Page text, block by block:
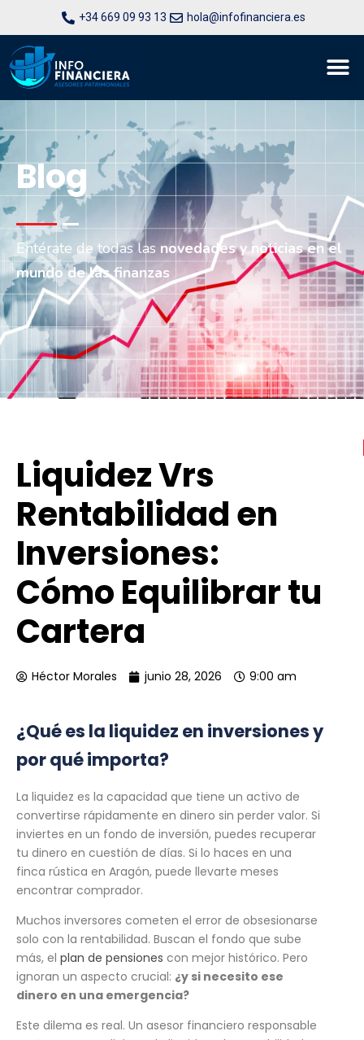
+34 669 09 93 13 hola@infofinanciera.es
Blog
Entérate de todas lasnovedades y noticias en el
mundo de las finanzas
Liquidez Vrs
Rentabilidad en
Inversiones:
Cómo Equilibrar tu
Cartera
Héctor Morales junio 28, 2026 9:00 am
¿Qué es la liquidez en inversiones y
por qué importa?
La liquidez es la capacidad que tiene un activo de
convertirse rápidamente en dinero sin perder valor. Si
inviertes en un fondo de inversión, puedes recuperar
tu dinero en cuestión de días. Si lo haces en una
finca rústica en Aragón, puede llevarte meses
encontrar comprador.
Muchos inversores cometen el error de obsesionarse
solo con la rentabilidad. Buscan el fondo que sube
más, el plan de pensiones con mejor histórico. Pero
ignoran un aspecto crucial: ¿y si necesito ese
dinero en una emergencia?
Este dilema es real. Un asesor financiero responsable